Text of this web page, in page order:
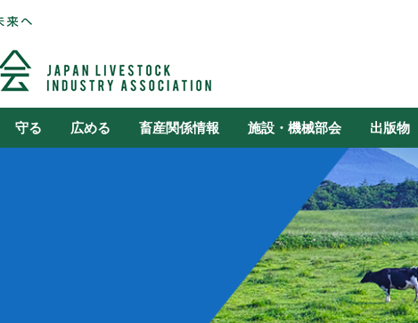
守る 広める 畜産関係情報 施設・機械部会 出版物